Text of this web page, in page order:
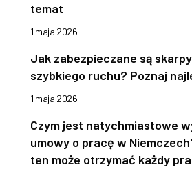
temat
1 maja 2026
Jak zabezpieczane są
szybkiego ruchu? Poznaj
1 maja 2026
Czym jest natychmiastowe
umowy o pracę w
ten może otrzymać każdy